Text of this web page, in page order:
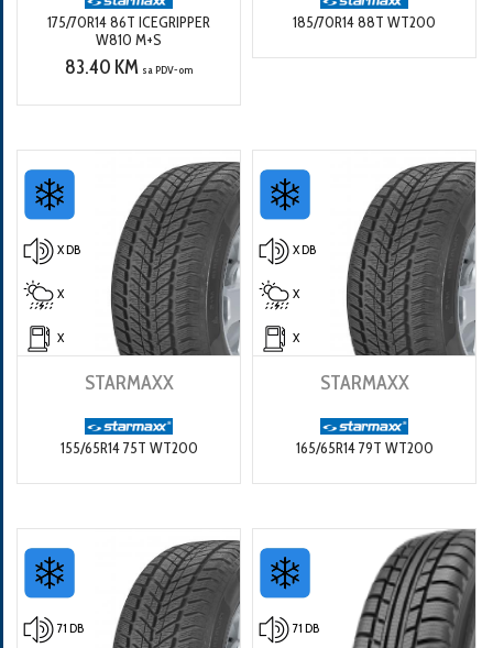
175/70R14 86T ICEGRIPPER
W810 M+S
83.40 KM sa PDV-om
185/70R14 88T WT200
X DB
X
X
STARMAXX
155/65R14 75T WT200
X DB
X
X
STARMAXX
165/65R14 79T WT200
71 DB 71 DB